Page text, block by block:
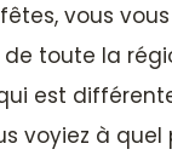
vous
toute la
est
voyiez à